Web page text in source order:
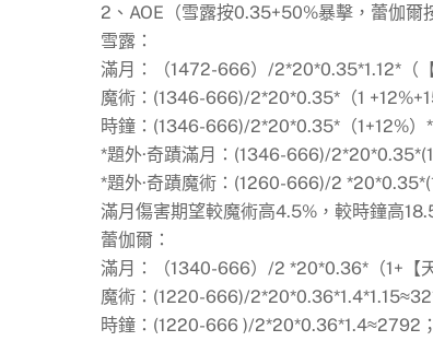
2、AOE（雪露按0.35+50%暴擊，蕾伽爾
雪露：
滿月：（1472-666）/2*20*0.35*1.12*（
魔術：(1346-666)/2*20*0.35*（1
時鐘：(1346-666)/2*20*0.35*（1+12%）
*題外·奇蹟滿月：(1346-666)/
*題外·奇蹟魔術：(1260-666)/2
滿月傷害期望較魔術高4.5%，較時鐘高
蕾伽爾：
滿月：（1340-666）/2 *20*0.36*（1+【
魔術：(1220-666)/
時鐘：(1220-666 )/2*20*0.36*1.4≈2792；